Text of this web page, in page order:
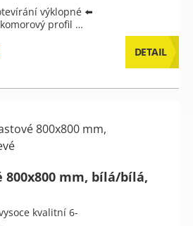
výklopné ⬅️
profil …
DETAIL
800x800 mm, bílá/bílá,
kvalitní 6-